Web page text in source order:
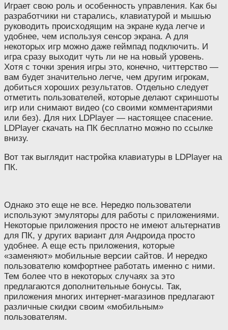
Играет свою роль и особенность управления. Как бы
разработчики ни старались, клавиатурой и мышью
руководить происходящим на экране куда легче и
удобнее, чем используя сенсор экрана. А для
некоторых игр можно даже геймпад подключить. И
игра сразу выходит чуть ли не на новый уровень.
Хотя с точки зрения игры это, конечно, читтерство —
вам будет значительно легче, чем другим игрокам,
добиться хороших результатов. Отдельно следует
отметить пользователей, которые делают скриншоты
игр или снимают видео (со своими комментариями
или без). Для них LDPlayer — настоящее спасение.
LDPlayer скачать на ПК бесплатно можно по ссылке
внизу.
Вот так выглядит настройка клавиатуры в LDPlayer на
ПК.
Однако это еще не все. Нередко пользователи
используют эмуляторы для работы с приложениями.
Некоторые приложения просто не имеют альтернатив
для ПК, у других вариант для Андроида просто
удобнее. А еще есть приложения, которые
«заменяют» мобильные версии сайтов. И нередко
пользователю комфортнее работать именно с ними.
Тем более что в некоторых случаях за это
предлагаются дополнительные бонусы. Так,
приложения многих интернет-магазинов предлагают
различные скидки своим «мобильным»
пользователям.